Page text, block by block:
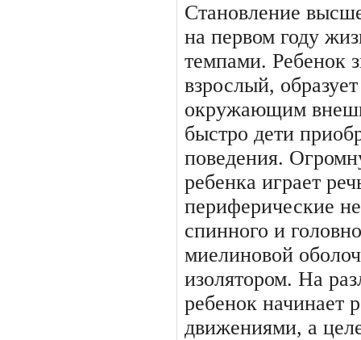
Становление
на пер­вом году
темпами. Ребенок
взрослый,
окружающим
быстро дети
поведе­ния.
ребенка играет
периферические
спинного и
миелиновой
изолятором. На
ребенок начинает
движениями, а